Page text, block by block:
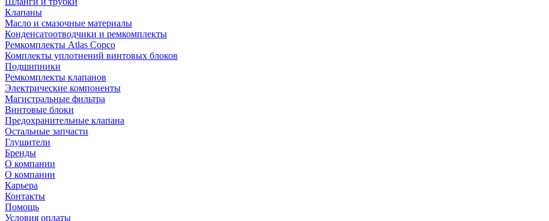
Клапаны
Масло и смазочные материалы
Конденсатоотводчики и ремкомплекты
Ремкомплекты Atlas Copco
Комплекты уплотнений винтовых блоков
Подшипники
Ремкомплекты клапанов
Электрические компоненты
Магистральные фильтра
Винтовые блоки
Предохранительные клапана
Остальные запчасти
Глушители
Бренды
О компании
О компании
Карьера
Контакты
Помощь
Условия оплаты